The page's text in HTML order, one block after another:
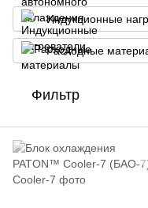
Индукционные
Расходные
Фильтр